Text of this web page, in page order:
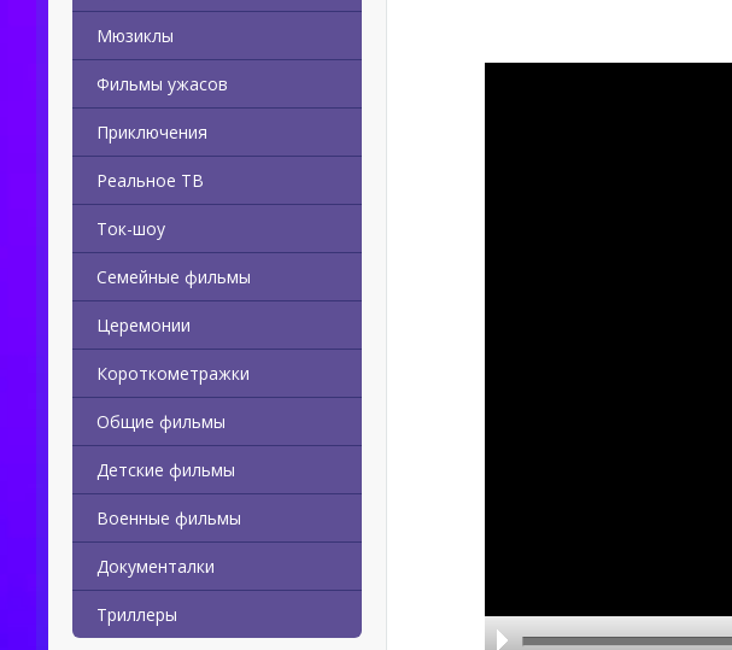
Мюзиклы
Фильмы ужасов
Приключения
Реальное ТВ
Ток-шоу
Семейные фильмы
Церемонии
Короткометражки
Общие фильмы
Детские фильмы
Военные фильмы
Документалки
Триллеры